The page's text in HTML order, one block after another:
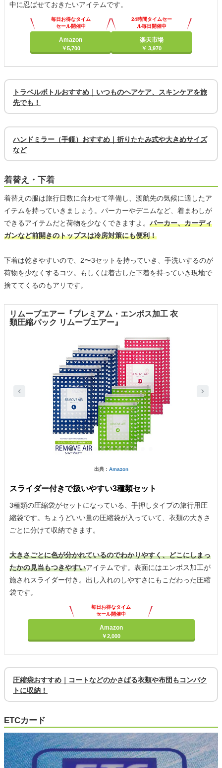
中に忍ばせておきたいアイテムです。
毎日お得なタイム
セール開催中
Amazon
￥5,700
24時間タイムセー
ル毎日開催中
楽天市場
￥ 3,970
トラベルボトルおすすめ｜いつものヘアケア、スキンケアを旅
先でも！
ハンドミラー（手鏡）おすすめ｜折りたたみ式や大きめサイズ
など
着替え・下着
着替えの服は旅行日数に合わせて準備し、渡航先の気候に適したア
イテムを持っていきましょう。パーカーやデニムなど、着まわしが
できるアイテムだと荷物を少なくできますよ。 パーカー、カーディ
ガンなど前開きのトップスは冷房対策にも便利！
下着は乾きやすいので、2〜3セットを持っていき、手洗いするのが
荷物を少なくするコツ。もしくは着古した下着を持っていき現地で
捨ててくるのもアリです。
リムーブエアー『プレミアム・エンボス加工 衣
類圧縮パック リムーブエアー』
出典： Amazon
スライダー付きで扱いやすい3種類セット
3種類の圧縮袋がセットになっている、手押しタイプの旅行用圧
縮袋です。ちょうどいい量の圧縮袋が入っていて、衣類の大きさ
ごとに分けて収納できます。
大きさごとに色が分かれているのでわかりやすく、どこにしまっ
たかの見当もつきやすいアイテムです。表面にはエンボス加工が
施されスライダー付き。出し入れのしやすさにもこだわった圧縮
袋です。
毎日お得なタイム
セール開催中
Amazon
￥2,000
圧縮袋おすすめ｜コートなどのかさばる衣類や布団もコンパク
トに収納！
ETCカード